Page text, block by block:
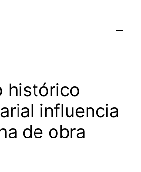
histórico
influencia
de obra